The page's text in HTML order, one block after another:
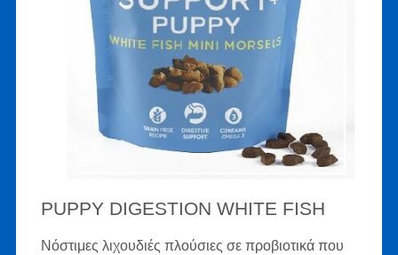
PUPPY DIGESTION WHITE FISH
Νόστιμες λιχουδιές πλούσιες σε προβιοτικά που